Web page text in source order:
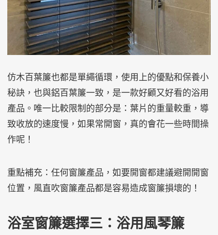
仿木百葉簾也都是單繩循環，使用上的優點和保養小
秘訣，也與鋁百葉簾一致，是一款好顧又好看的浴用
產品。唯一比較限制的部分是：葉片的重量較重，導
致收放的速度慢，如果常開窗，真的會花一些時間操
作呢！
重點補充：任何窗簾產品，如要開窗都建議避開開窗
位置，風直吹窗簾產品都是容易造成窗簾損壞的！
浴室窗簾選擇三：浴用風琴簾